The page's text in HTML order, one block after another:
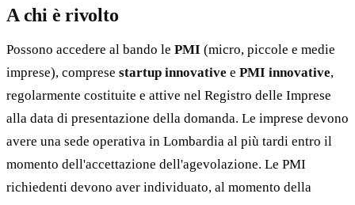
A chi è rivolto
Possono accedere al bando le PMI (micro, piccole e medie
imprese), comprese startup innovative e PMI innovative,
regolarmente costituite e attive nel Registro delle Imprese
alla data di presentazione della domanda. Le imprese devono
avere una sede operativa in Lombardia al più tardi entro il
momento dell'accettazione dell'agevolazione. Le PMI
richiedenti devono aver individuato, al momento della